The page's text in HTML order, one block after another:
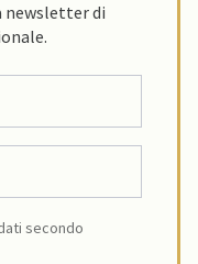
di
secondo